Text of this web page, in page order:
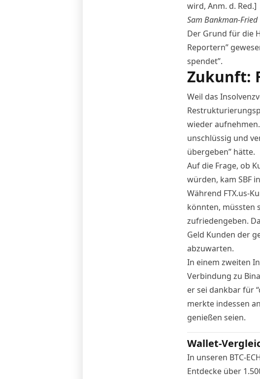
wird, Anm. d. Red.]
Sam Bankman-Fried
Der Grund für die
Reportern”
spendet”.
Zukunft:
Weil das
wieder
unschlüssig und
übergeben” hätte.
Auf die Frage, ob
würden, kam SBF
Während FTX.us-
könnten, müssten
zufriedengeben.
Geld Kunden der
abzuwarten.
In einem zweiten
Verbindung zu
er sei dankbar für
merkte indessen
genießen seien.
Wallet-
In unseren BTC-
Entdecke über